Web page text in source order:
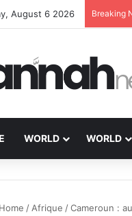
August 6 2026 Breaking
WORLD WORLD
Home / Afrique /Cameroun :